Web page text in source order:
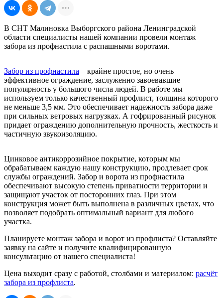
В СНТ Малиновка Выборгского района Ленинградской
области специалисты нашей компании провели монтаж
забора из профнастила с распашными воротами.
Забор из профнастила – крайне простое, но очень
эффективное ограждение, заслуженно завоевавшие
популярность у большого числа людей. В работе мы
используем только качественный профлист, толщина которого
не меньше 3,5 мм. Это обеспечивает надежность забора даже
при сильных ветровых нагрузках. А гофрированный рисунок
придает ограждению дополнительную прочность, жесткость и
частичную звукоизоляцию.
Цинковое антикоррозийное покрытие, которым мы
обрабатываем каждую нашу конструкцию, продлевает срок
службы ограждений. Забор и ворота из профнастила
обеспечивают высокую степень приватности территории и
защищают участок от посторонних глаз. При этом
конструкция может быть выполнена в различных цветах, что
позволяет подобрать оптимальный вариант для любого
участка.
Планируете монтаж забора и ворот из профлиста? Оставляйте
заявку на сайте и получите квалифицированную
консультацию от нашего специалиста!
Цена выходит сразу с работой, столбами и материалом: расчёт
забора из профлиста.